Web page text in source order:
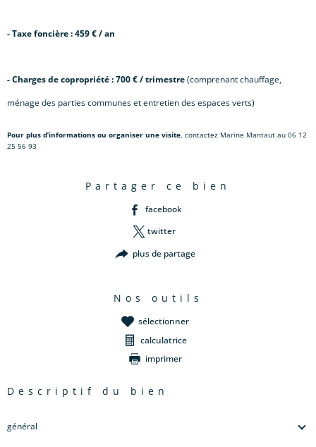
- Taxe foncière : 459 € / an
- Charges de copropriété : 700 € / trimestre(comprenant chauffage,
ménage des parties communes et entretien des espaces verts)
Pour plus d’informations ou organiser une visite, contactez Marine Mantaut au 06 12
25 56 93
partager ce bien
facebook
twitter
plus de partage
nos outils
sélectionner
calculatrice
imprimer
descriptif du bien
général